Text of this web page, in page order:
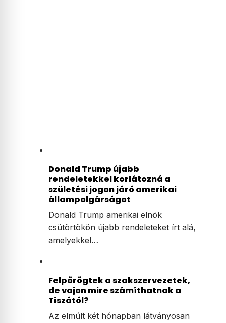
Donald Trump újabb
rendeletekkel korlátozná a
születési jogon járó amerikai
állampolgárságot
Donald Trump amerikai elnök
csütörtökön újabb rendeleteket írt alá,
amelyekkel…
Felpörögtek a szakszervezetek,
de vajon mire számíthatnak a
Tiszától?
Az elmúlt két hónapban látványosan